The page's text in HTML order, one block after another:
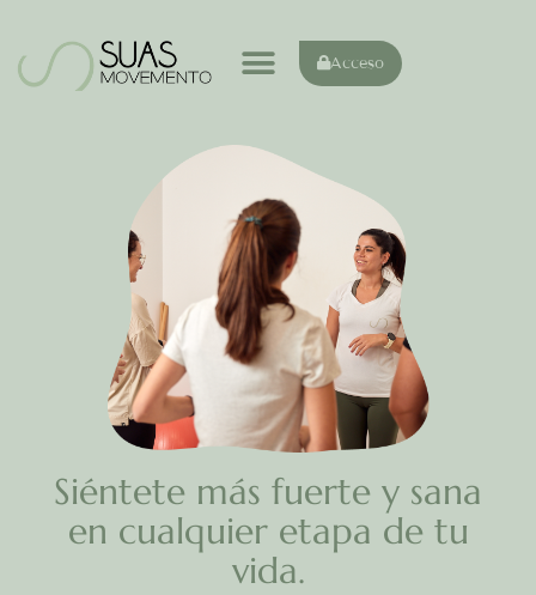
Acceso
Siéntete más fuerte y sana
en cualquier etapa de tu
vida.